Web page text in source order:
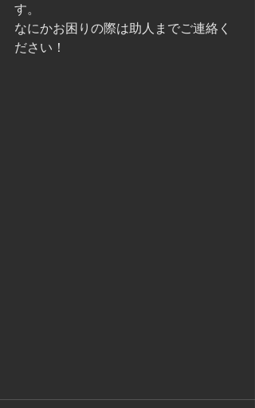
す。
なにかお困りの際は助人までご連絡く
ださい！